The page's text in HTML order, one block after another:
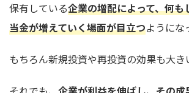
保有している企業の増配によって、何も
当金が増えていく場面が目立つようにな
もちろん新規投資や再投資の効果も大き